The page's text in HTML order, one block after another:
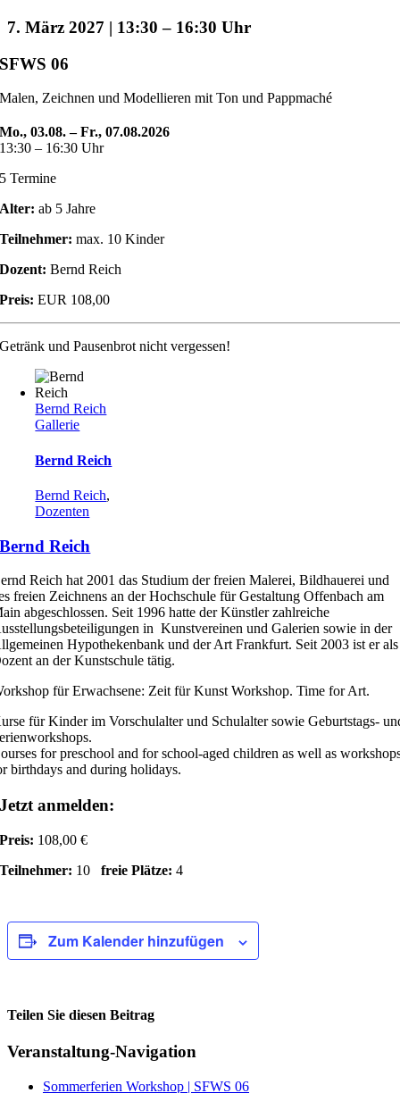
7. März 2027 | 13:30 – 16:30
SFWS 06
Malen, Zeichnen und Modellieren mit Ton und Pappmaché
Mo., 03.08. – Fr., 07.08.2026
13:30 – 16:30 Uhr
5 Termine
Alter: ab 5 Jahre
Teilnehmer: max. 10 Kinder
Dozent: Bernd Reich
Preis: EUR 108,00
Getränk und Pausenbrot nicht vergessen!
Bernd Reich
Gallerie
Bernd Reich
Bernd Reich,
Dozenten
Bernd Reich
Reich hat 2001 das Studium der freien Malerei, Bildhauerei und
freien Zeichnens an der Hochschule für Gestaltung Offenbach am
abgeschlossen. Seit 1996 hatte der Künstler zahlreiche
in Kunstvereinen und Galerien sowie in der
Hypothekenbank und der Art Frankfurt. Seit 2003 ist er als
an der Kunstschule tätig.
für Erwachsene: Zeit für Kunst Workshop. Time for Art.
für Kinder im Vorschulalter und Schulalter sowie Geburtstags-
for preschool and for school-aged children as well as
birthdays and during holidays.
Jetzt anmelden:
Preis: 108,00 €
Teilnehmer: 10freie Plätze: 4
Zum Kalender hinzufügen
Teilen Sie diesen Beitrag
Facebook
Veranstaltung-Navigation
Sommerferien Workshop | SFWS 06